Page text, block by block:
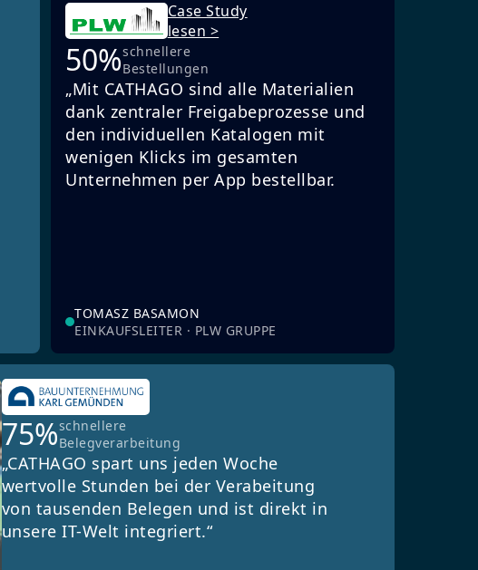
Case Study
lesen >
50%schnellere
Bestellungen
„Mit CATHAGO sind alle Materialien
dank zentraler Freigabeprozesse und
den individuellen Katalogen mit
wenigen Klicks im gesamten
Unternehmen per App bestellbar.
TOMASZ BASAMON
EINKAUFSLEITER · PLW GRUPPE
75%schnellere
Belegverarbeitung
„CATHAGO spart uns jeden Woche
wertvolle Stunden bei der Verabeitung
von tausenden Belegen und ist direkt in
unsere IT-Welt integriert.“